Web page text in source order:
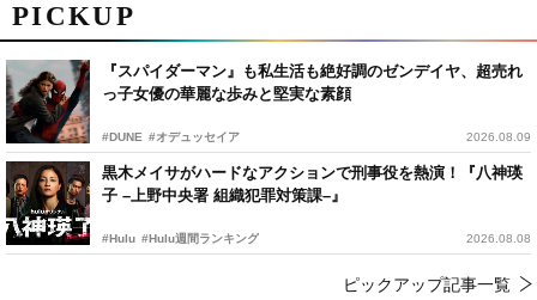
PICKUP
『スパイダーマン』も私生活も絶好調のゼンデイヤ、超売れ
っ子女優の華麗な歩みと堅実な素顔
#DUNE #オデュッセイア 2026.08.09
黒木メイサがハードなアクションで刑事役を熱演！『八神瑛
子 –上野中央署 組織犯罪対策課–』
#Hulu #Hulu週間ランキング 2026.08.08
ピックアップ記事一覧